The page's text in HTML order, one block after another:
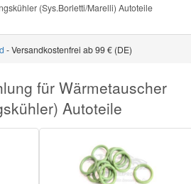
(Sys.Borletti/Marelli) Autoteile
- Versandkostenfrei ab 99 € (DE)
für Wärmetauscher
Autoteile